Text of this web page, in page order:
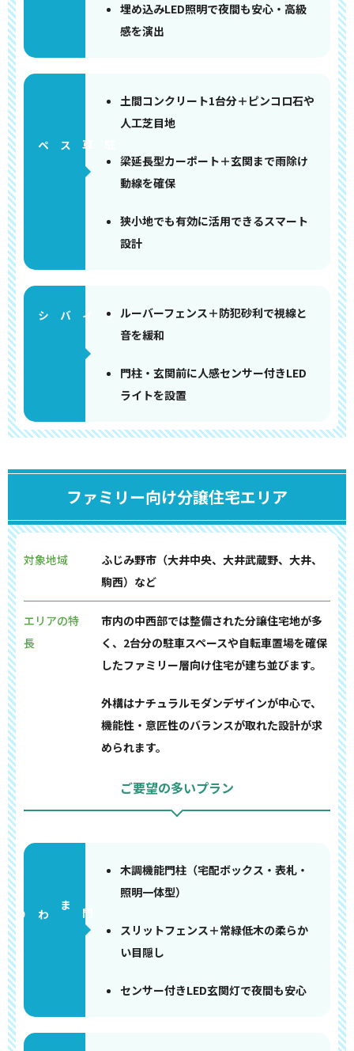
埋め込みLED照明で夜間も安心・高級
感を演出
土間コンクリート1台分＋ピンコロ石や
人工芝目地
梁延長型カーポート＋玄関まで雨除け
動線を確保
狭小地でも有効に活用できるスマート
設計
ルーバーフェンス＋防犯砂利で視線と
音を緩和
門柱・玄関前に人感センサー付きLED
ライトを設置
ファミリー向け分譲住宅エリア
対象地域
ふじみ野市（大井中央、大井武蔵野、大井、
駒西）など
エリアの特
長
市内の中西部では整備された分譲住宅地が多
く、2台分の駐車スペースや自転車置場を確保
したファミリー層向け住宅が建ち並びます。
外構はナチュラルモダンデザインが中心で、
機能性・意匠性のバランスが取れた設計が求
められます。
ご要望の多いプラン
門まわり
木調機能門柱（宅配ボックス・表札・
照明一体型）
スリットフェンス＋常緑低木の柔らか
い目隠し
センサー付きLED玄関灯で夜間も安心